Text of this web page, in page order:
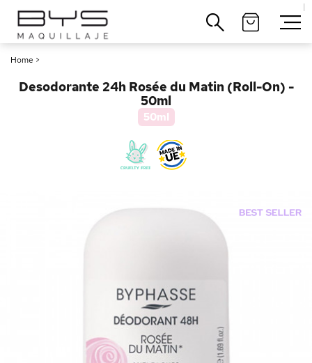
|
Home >
Desodorante 24h Rosée du Matin (Roll-On) -
50ml
50ml
Cerrar